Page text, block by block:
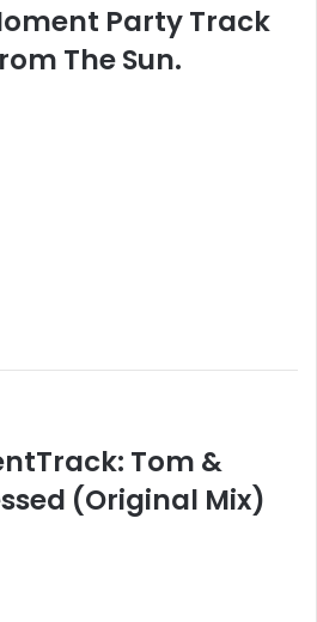
Party Track
The Sun.
Tom &
(Original Mix)